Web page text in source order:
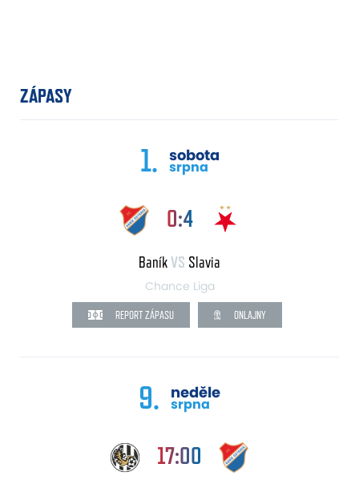
ZÁPASY
1. sobota
srpna
0:4
BaníkVS Slavia
Chance Liga
REPORT ZÁPASU ONLAJNY
9. neděle
srpna
17:00